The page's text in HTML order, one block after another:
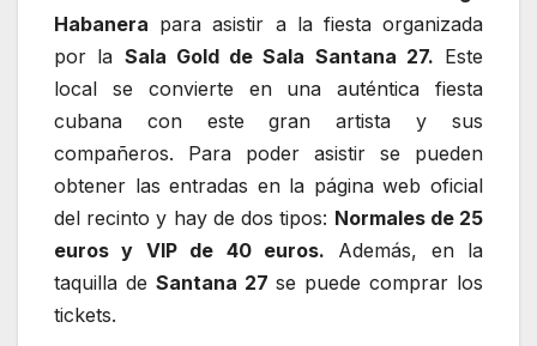
Habanera para asistir a la fiesta organizada
por la Sala Gold de Sala Santana 27. Este
local se convierte en una auténtica fiesta
cubana con este gran artista y sus
compañeros. Para poder asistir se pueden
obtener las entradas en la página web oficial
del recinto y hay de dos tipos: Normales de 25
euros y VIP de 40 euros. Además, en la
taquilla de Santana 27 se puede comprar los
tickets.